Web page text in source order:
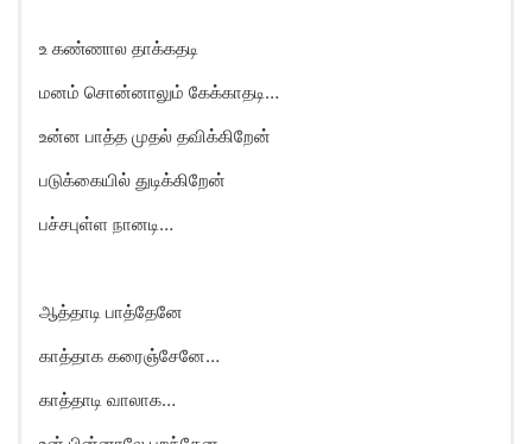
உ கண்ணால தாக்கதடி
மனம் சொன்னாலும் கேக்காதடி…
உன்ன பாத்த முதல் தவிக்கிறேன்
படுக்கையில் துடிக்கிறேன்
பச்சபுள்ள நானடி…
ஆத்தாடி பாத்தேனே
காத்தாக கரைஞ்சேனே…
காத்தாடி வாலாக…